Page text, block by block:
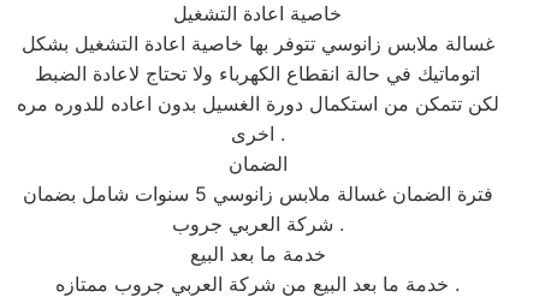
خاصية اعادة التشغيل
غسالة ملابس زانوسي تتوفر بها خاصية اعادة التشغيل بشكل
اتوماتيك في حالة انقطاع الكهرباء ولا تحتاج لاعادة الضبط
لكن تتمكن من استكمال دورة الغسيل بدون اعاده للدوره مره
اخرى .
الضمان
فترة الضمان غسالة ملابس زانوسي 5 سنوات شامل بضمان
شركة العربي جروب .
خدمة ما بعد البيع
خدمة ما بعد البيع من شركة العربي جروب ممتازه .